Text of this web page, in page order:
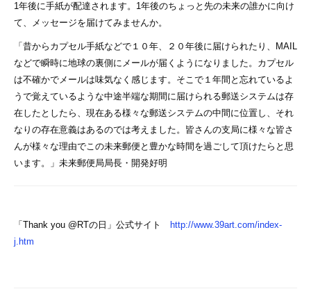
1年後に手紙が配達されます。1年後のちょっと先の未来の誰かに向け
て、メッセージを届けてみませんか。
「昔からカプセル手紙などで１０年、２０年後に届けられたり、MAIL
などで瞬時に地球の裏側にメールが届くようになりました。カプセル
は不確かでメールは味気なく感じます。そこで１年間と忘れているよ
うで覚えているような中途半端な期間に届けられる郵送システムは存
在したとしたら、現在ある様々な郵送システムの中間に位置し、それ
なりの存在意義はあるのでは考えました。皆さんの支局に様々な皆さ
んが様々な理由でこの未来郵便と豊かな時間を過ごして頂けたらと思
います。」未来郵便局局長・開発好明
「Thank you @RTの日」公式サイト
http://www.39art.com/index-
j.htm